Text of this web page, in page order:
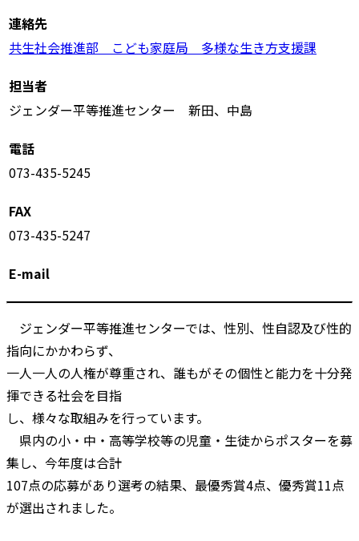
連絡先
共生社会推進部 こども家庭局 多様な生き方支援課
担当者
ジェンダー平等推進センター 新田、中島
電話
073-435-5245
FAX
073-435-5247
E-mail
ジェンダー平等推進センターでは、性別、性自認及び性的
指向にかかわらず、
一人一人の人権が尊重され、誰もがその個性と能力を十分発
揮できる社会を目指
し、様々な取組みを行っています。
県内の小・中・高等学校等の児童・生徒からポスターを募
集し、今年度は合計
107点の応募があり選考の結果、最優秀賞4点、優秀賞11点
が選出されました。